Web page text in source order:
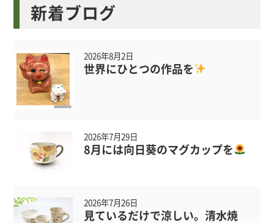
新着ブログ
2026年8月2日
世界にひとつの作品を
2026年7月29日
8月には向日葵のマグカップを
2026年7月26日
見ているだけで涼しい。清水焼